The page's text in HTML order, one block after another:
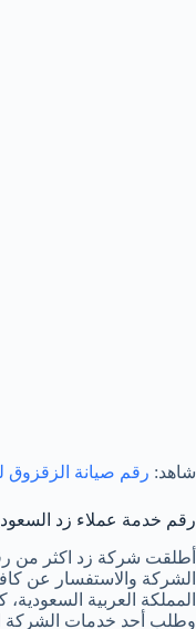
شاهد: رقم صيانة الزقزوق
رقم خدمة عملاء زد
أطلقت شركة زد اكثر من
الشركة والاستفسار عن
المملكة العربية
وطلب أحد خدمات الشركة